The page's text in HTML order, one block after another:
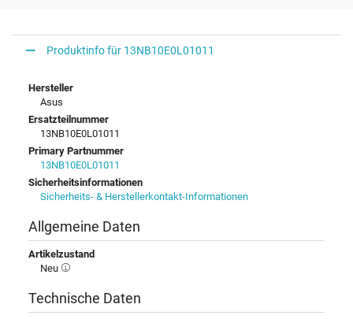
Produktinfo für 13NB10E0L01011
Hersteller
Asus
Ersatzteilnummer
13NB10E0L01011
Primary Partnummer
13NB10E0L01011
Sicherheitsinformationen
Sicherheits- & Herstellerkontakt-Informationen
Allgemeine Daten
Artikelzustand
Neu
Technische Daten